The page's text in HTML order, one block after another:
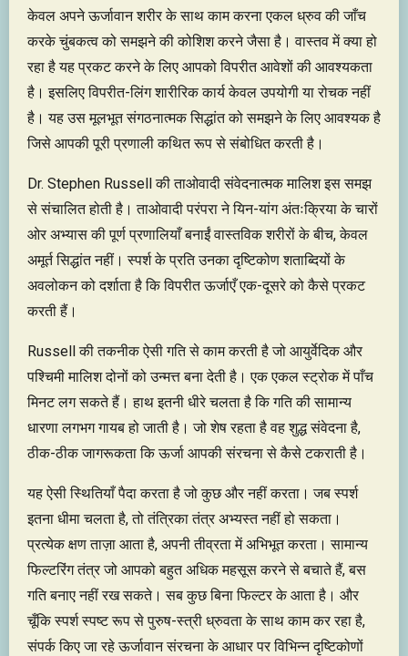
केवल अपने ऊर्जावान शरीर के साथ काम करना एकल ध्रुव की जाँच
करके चुंबकत्व को समझने की कोशिश करने जैसा है। वास्तव में क्या हो
रहा है यह प्रकट करने के लिए आपको विपरीत आवेशों की आवश्यकता
है। इसलिए विपरीत-लिंग शारीरिक कार्य केवल उपयोगी या रोचक नहीं
है। यह उस मूलभूत संगठनात्मक सिद्धांत को समझने के लिए आवश्यक है
जिसे आपकी पूरी प्रणाली कथित रूप से संबोधित करती है।
Dr. Stephen Russell की ताओवादी संवेदनात्मक मालिश इस समझ
से संचालित होती है। ताओवादी परंपरा ने यिन-यांग अंतःक्रिया के चारों
ओर अभ्यास की पूर्ण प्रणालियाँ बनाईं वास्तविक शरीरों के बीच, केवल
अमूर्त सिद्धांत नहीं। स्पर्श के प्रति उनका दृष्टिकोण शताब्दियों के
अवलोकन को दर्शाता है कि विपरीत ऊर्जाएँ एक-दूसरे को कैसे प्रकट
करती हैं।
Russell की तकनीक ऐसी गति से काम करती है जो आयुर्वेदिक और
पश्चिमी मालिश दोनों को उन्मत्त बना देती है। एक एकल स्ट्रोक में पाँच
मिनट लग सकते हैं। हाथ इतनी धीरे चलता है कि गति की सामान्य
धारणा लगभग गायब हो जाती है। जो शेष रहता है वह शुद्ध संवेदना है,
ठीक-ठीक जागरूकता कि ऊर्जा आपकी संरचना से कैसे टकराती है।
यह ऐसी स्थितियाँ पैदा करता है जो कुछ और नहीं करता। जब स्पर्श
इतना धीमा चलता है, तो तंत्रिका तंत्र अभ्यस्त नहीं हो सकता।
प्रत्येक क्षण ताज़ा आता है, अपनी तीव्रता में अभिभूत करता। सामान्य
फिल्टरिंग तंत्र जो आपको बहुत अधिक महसूस करने से बचाते हैं, बस
गति बनाए नहीं रख सकते। सब कुछ बिना फिल्टर के आता है। और
चूँकि स्पर्श स्पष्ट रूप से पुरुष-स्त्री ध्रुवता के साथ काम कर रहा है,
संपर्क किए जा रहे ऊर्जावान संरचना के आधार पर विभिन्न दृष्टिकोणों